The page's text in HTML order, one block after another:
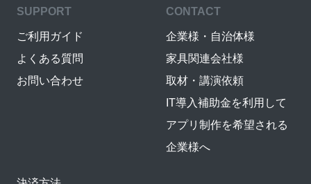
SUPPORT
ご利用ガイド
よくある質問
お問い合わせ
CONTACT
企業様・自治体様
家具関連会社様
取材・講演依頼
IT導入補助金を利用して
アプリ制作を希望される
企業様へ